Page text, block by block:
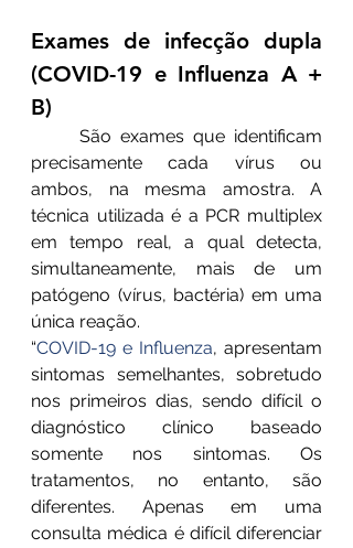
Exames de infecção dupla
(COVID-19 e Influenza A +
B)
precisamente cada vírus ou
ambos, na mesma amostra. A
técnica utilizada é a PCR multiplex
em tempo real, a qual detecta,
simultaneamente, mais de um
patógeno (vírus, bactéria) em uma
única reação.
“COVID-19 e Influenza, apresentam
sintomas semelhantes, sobretudo
nos primeiros dias, sendo difícil o
diagnóstico clínico baseado
somente nos sintomas. Os
tratamentos, no entanto, são
diferentes. Apenas em uma
consulta médica é difícil diferenciar